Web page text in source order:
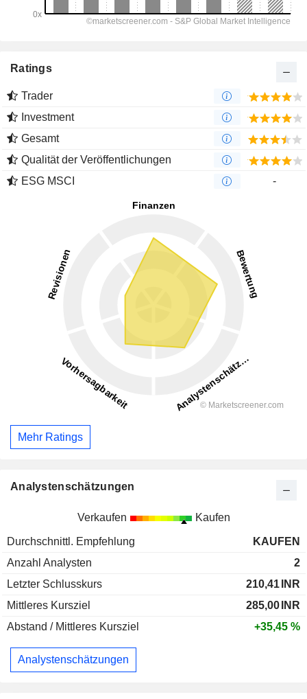
Ratings
Trader
Investment
Gesamt
Qualität der Veröffentlichungen
ESG MSCI
-
Mehr Ratings
Analystenschätzungen
Verkaufen Kaufen
Durchschnittl. Empfehlung
KAUFEN
Anzahl Analysten
2
Letzter Schlusskurs
210,41 INR
Mittleres Kursziel
285,00 INR
Abstand / Mittleres Kursziel
+35,45 %
Analystenschätzungen